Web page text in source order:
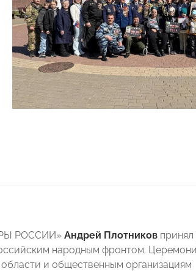
РОССИИ» Андрей Плотников принял
народным фронтом.
и общественным организациям